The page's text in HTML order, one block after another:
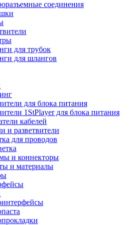
соединения
для трубок
для шлангов
для блока питания
1StPlayer для блока питания
кабелей
и разветвители
для проводов
и коннекторы
и материалы